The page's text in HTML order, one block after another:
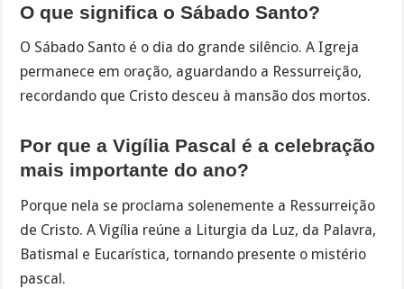
O que significa o Sábado Santo?
O Sábado Santo é o dia do grande silêncio. A Igreja
permanece em oração, aguardando a Ressurreição,
recordando que Cristo desceu à mansão dos mortos.
Por que a Vigília Pascal é a celebração
mais importante do ano?
Porque nela se proclama solenemente a Ressurreição
de Cristo. A Vigília reúne a Liturgia da Luz, da Palavra,
Batismal e Eucarística, tornando presente o mistério
pascal.